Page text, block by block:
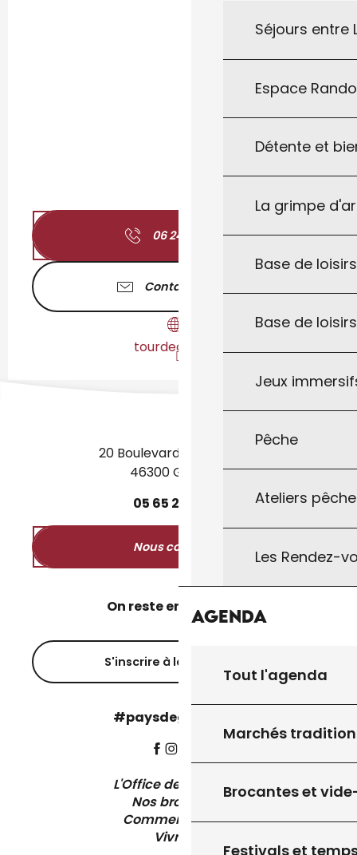
Séjours entre
Espace
Détente et
La grimpe
Base de
Base de
Jeux
Pêche
Ateliers
Les Rendez-
Agenda
Tout l'agenda
Marchés
Brocantes et
Festivals et
06 24 25 51 ▒▒
Contactez-nous
tourdeco.com
20 Boulevard des Martyrs
46300 Gourdon
05 65 27
Nous contacter
On reste en contact ?
S'inscrire à la newsletter
#paysdegourdon !
L'Office de Tourisme
Nos brochures
Comment venir ?
Vivre ici